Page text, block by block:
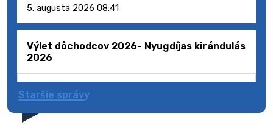
5. augusta 2026 08:41
Výlet dôchodcov 2026- Nyugdíjas kirándulás
2026
Staršie správy